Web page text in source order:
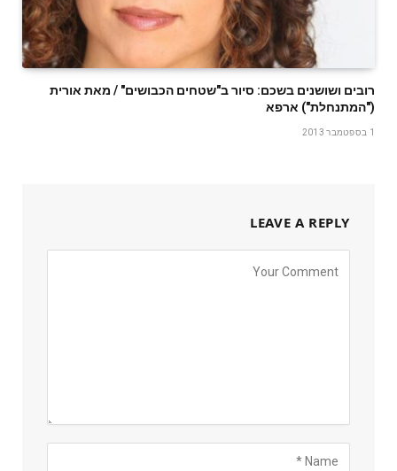
רובים ושושנים בשכם: סיור ב"שטחים הכבושים" / מאת אורית
("המתנחלת") ארפא
1 בספטמבר 2013
LEAVE A REPLY